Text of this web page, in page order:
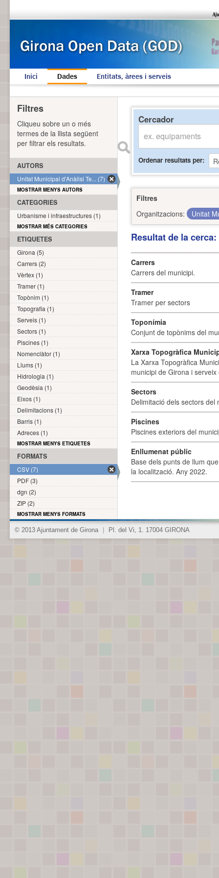
Inici Dades Entitats, àrees i serveis
Cercador
Ordenar resultats per
Filtres
Organitzacions:
Unitat
Resultat de la
Carrers
Carrers del municipi.
Tramer
Tramer per sectors
Toponímia
Conjunt de topònims del
Xarxa Topogràfica
La Xarxa Topogràfica
municipi de Girona i
Sectors
Delimitació dels sectors del
Piscines
Piscines exteriors del
Enllumenat públic
Base dels punts de llum
la localització. Any 2022.
Filtres
Cliqueu sobre un o més
termes de la llista següent
per filtrar els resultats.
AUTORS
Unitat Municipal d'Anàlisi Te... (7)
MOSTRAR MENYS AUTORS
CATEGORIES
Urbanisme i infraestructures (1)
MOSTRAR MÉS CATEGORIES
ETIQUETES
Girona (5)
Carrers (2)
Vèrtex (1)
Tramer (1)
Topònim (1)
Topografia (1)
Serveis (1)
Sectors (1)
Piscines (1)
Nomenclàtor (1)
Llums (1)
Hidrologia (1)
Geodèsia (1)
Eixos (1)
Delimitacions (1)
Barris (1)
Adreces (1)
MOSTRAR MENYS ETIQUETES
FORMATS
CSV (7)
PDF (3)
dgn (2)
ZIP (2)
MOSTRAR MENYS FORMATS
© 2013 Ajuntament de Girona Pl. del Vi, 1. 17004 GIRONA